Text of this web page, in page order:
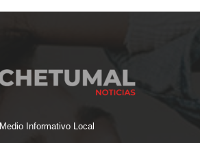
Medio Informativo Local